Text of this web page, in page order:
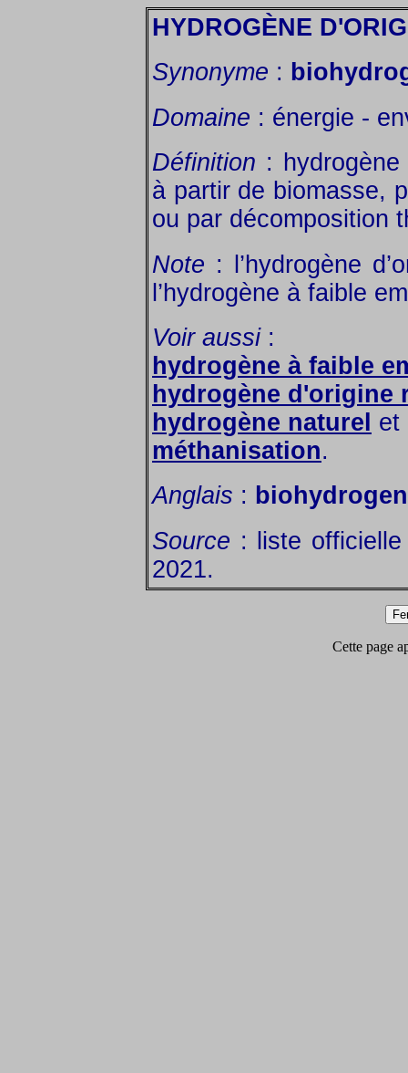
HYDROGÈNE
Synonyme :
Domaine : énergie -
Définition : hydrogène
à partir de biomasse,
ou par décomposition
Note : l’hydrogène
l’hydrogène à faible
Voir aussi:
hydrogène à faible
hydrogène d'origine
hydrogène naturel et
méthanisation.
Anglais : biohydrogen
Source : liste
2021.
Cette page